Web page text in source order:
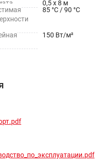
0,5 х 8 м
85 °С / 90 °С
150 Вт/м²